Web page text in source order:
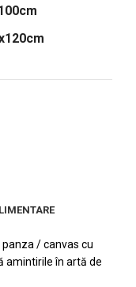
/ canvas cu
în artă de